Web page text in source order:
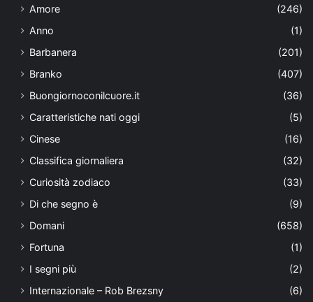
Amore
(246)
Anno
(1)
Barbanera
(201)
Branko
(407)
Buongiornoconilcuore.it
(36)
Caratteristiche nati oggi
(5)
Cinese
(16)
Classifica giornaliera
(32)
Curiosità zodiaco
(33)
Di che segno è
(9)
Domani
(658)
Fortuna
(1)
I segni più
(2)
Internazionale – Rob Brezsny
(6)